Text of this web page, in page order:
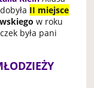
II miejsce
w roku
była pani